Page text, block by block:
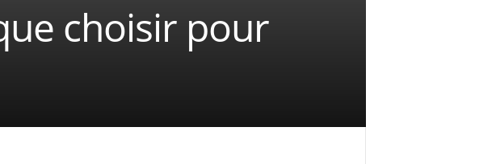
choisir pour